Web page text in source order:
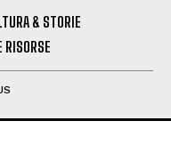
& STORIE